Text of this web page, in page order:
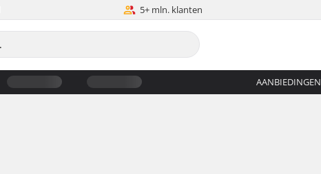
5+ mln. klanten
AANBIEDINGEN